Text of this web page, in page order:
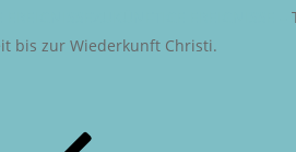
bis zur Wiederkunft Christi.